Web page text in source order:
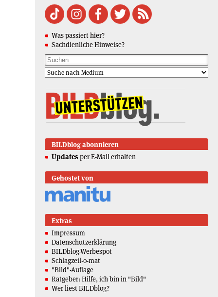
Was passiert hier?
Sachdienliche Hinweise?
BILDblog abonnieren
Updates per E-Mail erhalten
Gehostet von
Extras
Impressum
Datenschutzerklärung
BILDblog-Werbespot
Schlagzeil-o-mat
"Bild"-Auflage
Ratgeber: Hilfe, ich bin in "Bild"
Wer liest BILDblog?